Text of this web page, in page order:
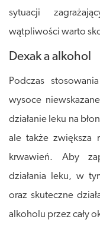
sytuacji
wątpliwości warto
Dexak a alkohol
Podczas
wysoce
działanie leku na
ale także zwiększa
krwawień. Aby
działania leku, w
oraz skuteczne
alkoholu przez cały